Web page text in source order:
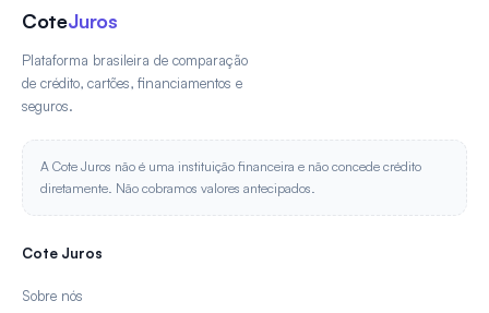
CoteJuros
Plataforma brasileira de comparação
de crédito, cartões, financiamentos e
seguros.
A Cote Juros não é uma instituição financeira e não concede crédito
diretamente. Não cobramos valores antecipados.
Cote Juros
Sobre nós